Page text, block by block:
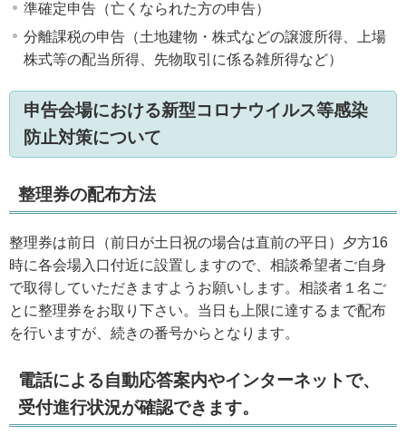
準確定申告（亡くなられた方の申告）
分離課税の申告（土地建物・株式などの譲渡所得、上場
株式等の配当所得、先物取引に係る雑所得など）
申告会場における新型コロナウイルス等感染
防止対策について
整理券の配布方法
整理券は前日（前日が土日祝の場合は直前の平日）夕方16
時に各会場入口付近に設置しますので、相談希望者ご自身
で取得していただきますようお願いします。相談者１名ご
とに整理券をお取り下さい。当日も上限に達するまで配布
を行いますが、続きの番号からとなります。
電話による自動応答案内やインターネットで、
受付進行状況が確認できます。